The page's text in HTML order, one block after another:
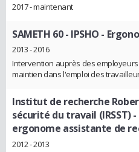
2017 - maintenant
SAMETH 60 - IPSHO -
2013 - 2016
Intervention auprès des
maintien dans l'emploi des
Institut de recherche
sécurité du travail (IRSST)-
ergonome assistante de
2012 - 2013